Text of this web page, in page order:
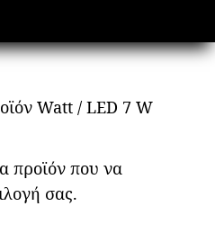
Watt / LED 7 W
προϊόν που να
σας.